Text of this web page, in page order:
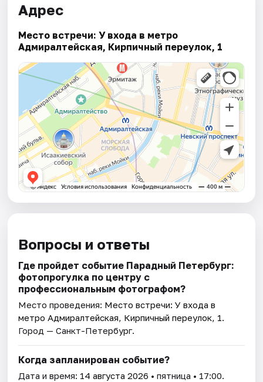
Адрес
Место встречи: У входа в метро
Адмиралтейская, Кирпичный переулок, 1
Вопросы и ответы
Где пройдет событие Парадный Петербург:
фотопрогулка по центру с
профессиональным фотографом?
Место проведения: Место встречи: У входа в
метро Адмиралтейская, Кирпичный переулок, 1.
Город — Санкт-Петербург.
Когда запланирован событие?
Дата и время: 14 августа 2026 • пятница • 17:00.